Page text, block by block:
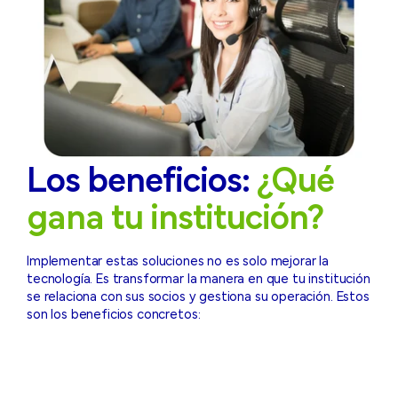
Los beneficios: ¿Qué
gana tu institución?
Implementar estas soluciones no es solo mejorar la
tecnología. Es transformar la manera en que tu institución
se relaciona con sus socios y gestiona su operación. Estos
son los beneficios concretos: